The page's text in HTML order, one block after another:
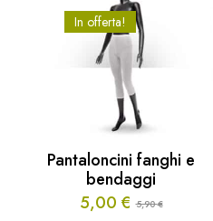
In offerta!
Pantaloncini fanghi e
bendaggi
5,90€
Il
5,00 €
Il